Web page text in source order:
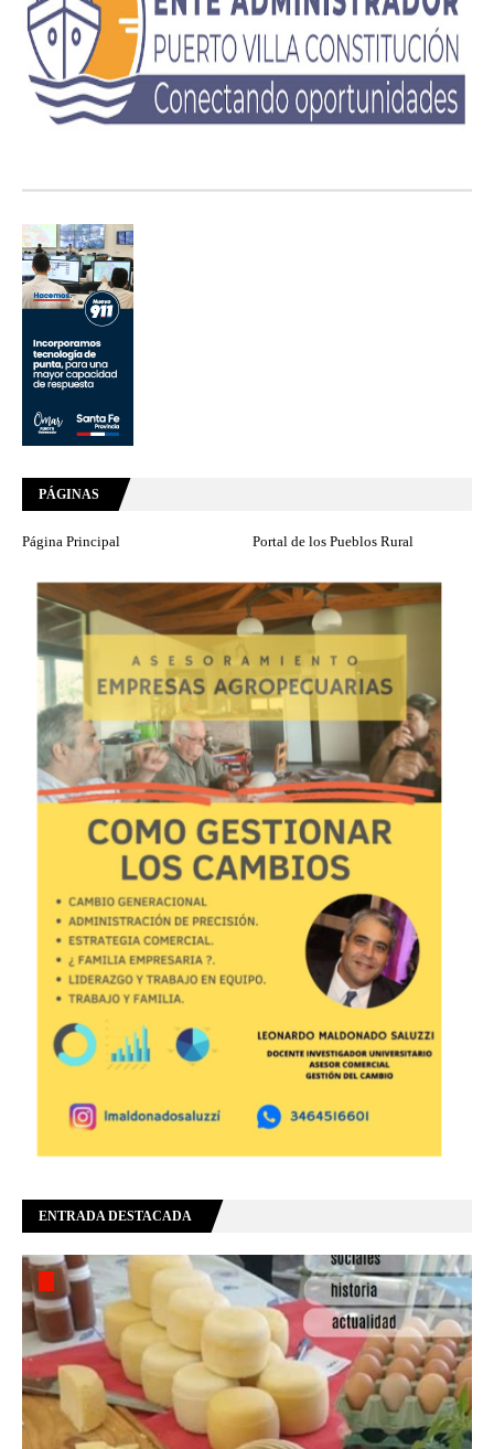
PÁGINAS
Página Principal Portal de los Pueblos Rural
ENTRADA DESTACADA